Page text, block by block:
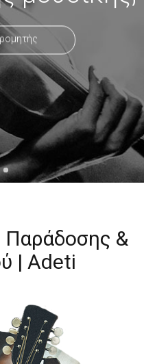
Παράδοσης &
| Adeti